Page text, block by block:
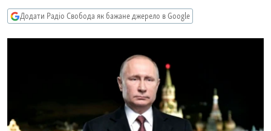
СПОРТ
ТИ ЯК?
СПЕЦПРОЄКТИ
Додати Радіо Свобода як бажане джерело в Google